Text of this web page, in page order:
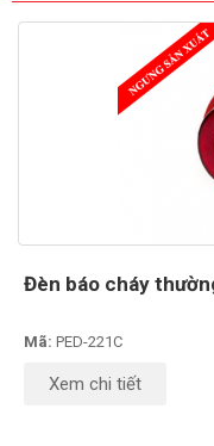
Đèn báo cháy
Mã: PED-221C
Xem chi tiết